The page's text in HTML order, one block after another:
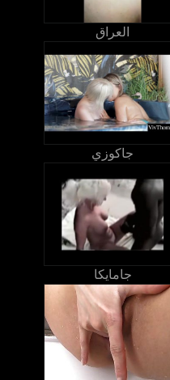
العراق
جاكوزي
جامايكا